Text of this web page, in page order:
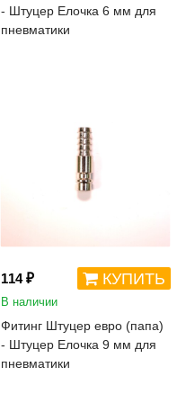
- Штуцер Елочка 6 мм для
пневматики
114 ₽ КУПИТЬ
В наличии
Фитинг Штуцер евро (папа)
- Штуцер Елочка 9 мм для
пневматики